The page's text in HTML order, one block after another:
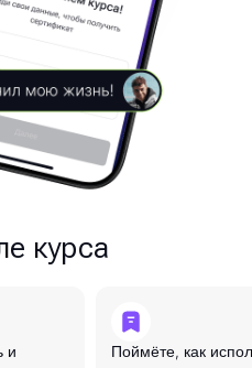
курса
и
Поймёте, как